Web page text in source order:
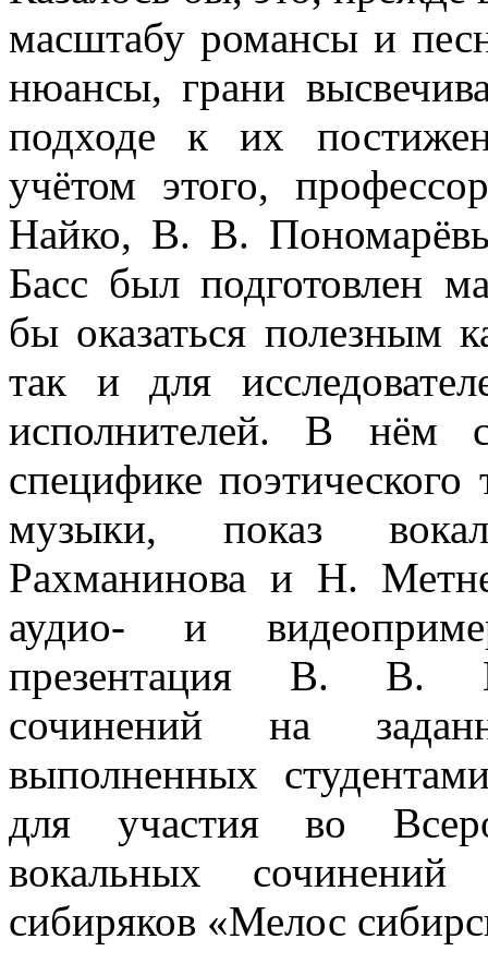
масштабу романсы и
нюансы, грани
подходе к их
учётом этого,
Найко, В. В.
Басс был подготовлен
бы оказаться полезным
так и для
исполнителей. В нём
специфике поэтического
музыки, показ
Рахманинова и Н.
аудио- и
презентация В. В.
сочинений на
выполненных
для участия во
вокальных
сибиряков «Мелос